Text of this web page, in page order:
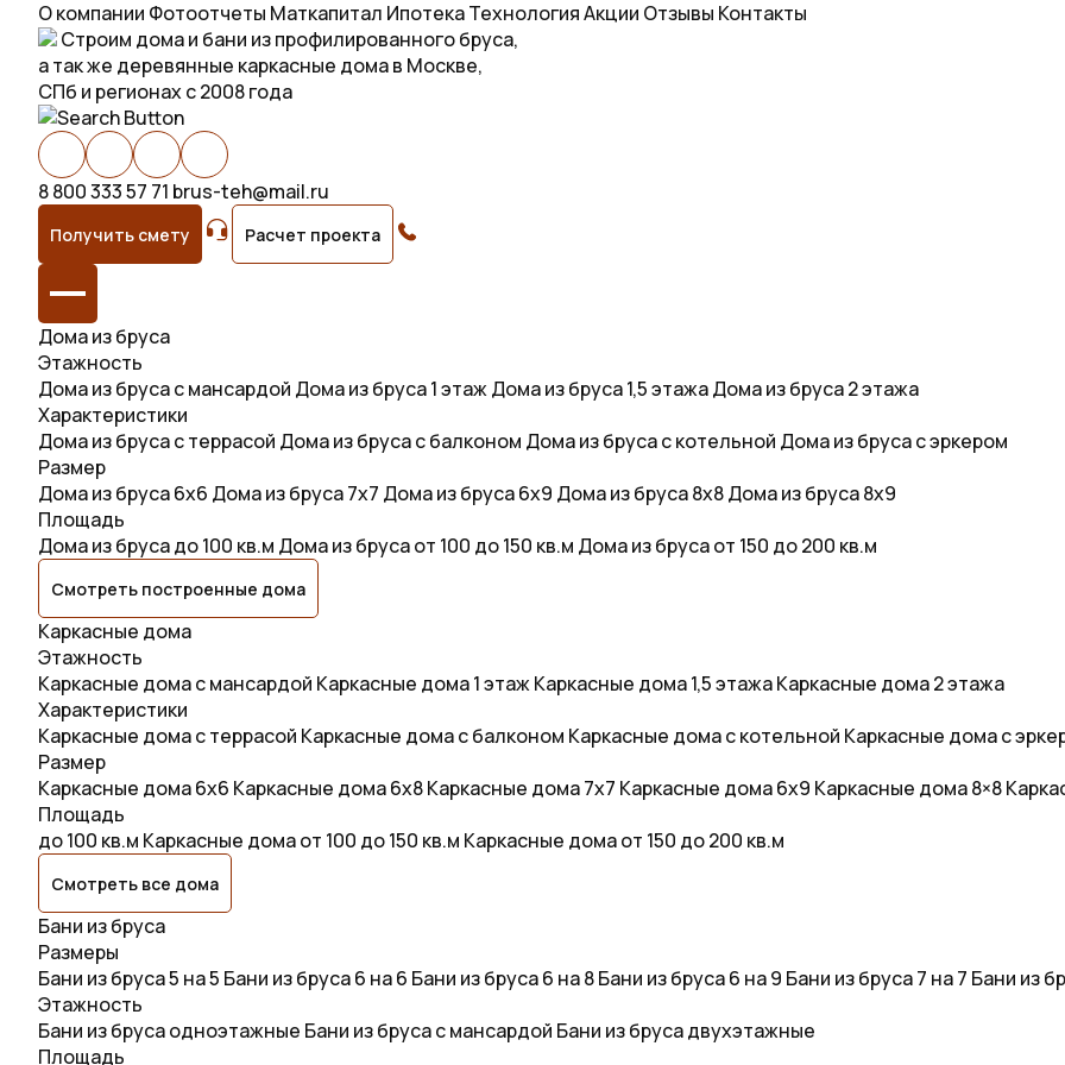
О компании Фотоотчеты Маткапитал ИпотекаТехнологияАкции Отзывы Контакты
Строим дома и бани из профилированного бруса,
а так же деревянные каркасные дома в Москве,
СПб и регионах с 2008 года
8 800 333 57 71 brus-teh@mail.ru
Получить смету Расчет проекта
Дома из бруса
Этажность
Дома из бруса с мансардой Дома из бруса 1 этажДома из бруса 1,5 этажаДома из бруса 2 этажа
Характеристики
Дома из бруса с террасой Дома из бруса с балконом Дома из бруса с котельной Дома из бруса с эркером
Размер
Дома из бруса 6х6 Дома из бруса 7х7 Дома из бруса 6х9 Дома из бруса 8х8Дома из бруса 8х9
Площадь
Дома из бруса до 100 кв.м Дома из бруса от 100 до 150 кв.м Дома из бруса от 150 до 200 кв.м
Смотреть построенные дома
Каркасные дома
Этажность
Каркасные дома с мансардой Каркасные дома 1 этажКаркасные дома 1,5 этажаКаркасные дома 2 этажа
Характеристики
Каркасные дома с террасой Каркасные дома с балконом Каркасные дома с котельной Каркасные дома с
Размер
Каркасные дома 6х6 Каркасные дома 6x8Каркасные дома 7x7 Каркасные дома 6x9 Каркасные дома 8×8
Площадь
до 100 кв.м Каркасные дома от 100 до 150 кв.м Каркасные дома от 150 до 200 кв.м
Смотреть все дома
Бани из бруса
Размеры
Бани из бруса 5 на 5 Бани из бруса 6 на 6 Бани из бруса 6 на 8Бани из бруса 6 на 9 Бани из бруса 7 на 7 Бани из
Этажность
Бани из бруса одноэтажные Бани из бруса с мансардой Бани из бруса двухэтажные
Площадь